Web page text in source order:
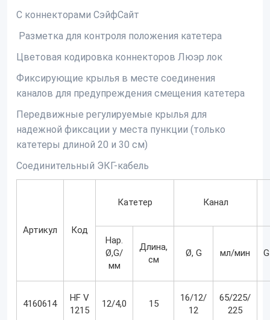
С коннекторами СэйфСайт
Разметка для контроля положения катетера
Цветовая кодировка коннекторов Люэр лок
Фиксирующие крылья в месте соединения
каналов для предупреждения смещения катетера
Передвижные регулируемые крылья для
надежной фиксации у места пункции (только
катетеры длиной 20 и 30 см)
Соединительный ЭКГ-кабель
Артикул Код
Катетер Канал
Нар.
Ø,G/
мм
Длина,
см
Ø, G мл/мин
4160614
HF V
1215
12/4,0 15
16/12/
12
65/225/
225